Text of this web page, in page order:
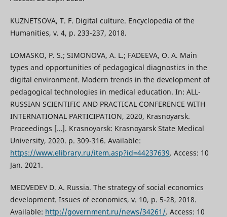
KUZNETSOVA, T. F. Digital culture. Encyclopedia of the
Humanities, v. 4, p. 233-237, 2018.
LOMASKO, P. S.; SIMONOVA, A. L.; FADEEVA, O. A. Main
types and opportunities of pedagogical diagnostics in the
digital environment. Modern trends in the development of
pedagogical technologies in medical education. In: ALL-
RUSSIAN SCIENTIFIC AND PRACTICAL CONFERENCE WITH
INTERNATIONAL PARTICIPATION, 2020, Krasnoyarsk.
Proceedings […]. Krasnoyarsk: Krasnoyarsk State Medical
University, 2020. p. 309-316. Available:
https://www.elibrary.ru/item.asp?id=44237639. Access: 10
Jan. 2021.
MEDVEDEV D. A. Russia. The strategy of social economics
development. Issues of economics, v. 10, p. 5-28, 2018.
Available: http://government.ru/news/34261/. Access: 10